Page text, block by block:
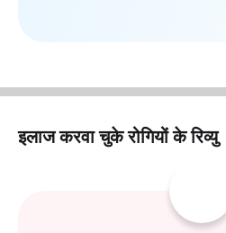
इलाज करवा चुके रोगियों के रिव्यु